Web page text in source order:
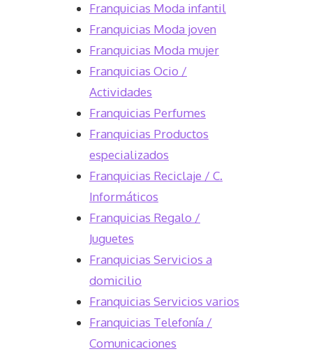
Franquicias Moda infantil
Franquicias Moda joven
Franquicias Moda mujer
Franquicias Ocio /
Actividades
Franquicias Perfumes
Franquicias Productos
especializados
Franquicias Reciclaje / C.
Informáticos
Franquicias Regalo /
Juguetes
Franquicias Servicios a
domicilio
Franquicias Servicios varios
Franquicias Telefonía /
Comunicaciones